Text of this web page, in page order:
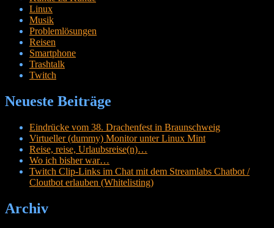
Linux
Musik
Problemlösungen
Reisen
Smartphone
Trashtalk
Twitch
Neueste Beiträge
Eindrücke vom 38. Drachenfest in Braunschweig
Virtueller (dummy) Monitor unter Linux Mint
Reise, reise, Urlaubsreise(n)…
Wo ich bisher war…
Twitch Clip-Links im Chat mit dem Streamlabs Chatbot /
Cloutbot erlauben (Whitelisting)
Archiv